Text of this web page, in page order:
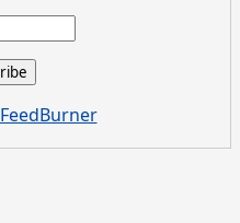
FeedBurner